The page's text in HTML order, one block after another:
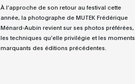
À l’approche de son retour au festival cette
année, la photographe de MUTEK Frédérique
Ménard-Aubin revient sur ses photos préférées,
les techniques qu’elle privilégie et les moments
marquants des éditions précédentes.